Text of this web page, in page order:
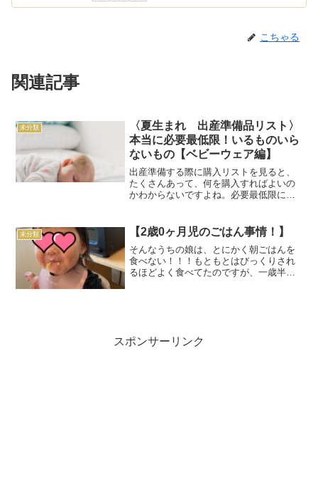
こちゃる
関連記事
未分類
〈夏生まれ 出産準備品リスト〉
本当に必要最低限！いるものいら
ないもの【ベビーウェア編】
出産準備する際に購入リストを見ると、
たくさんあって、何を購入すればよいの
かわからないですよね。必要最低限にし
した。７月出産、自然分娩の場合の実例
を表にしてみました。この...
未分類 【2歳0ヶ月児のごはん事情！】
そんなうちの娘は、とにかく朝ごはんを
食べない！！！もともとはびっくりされ
るほどよく食べてたのですが、一歳半
スポンサーリンク